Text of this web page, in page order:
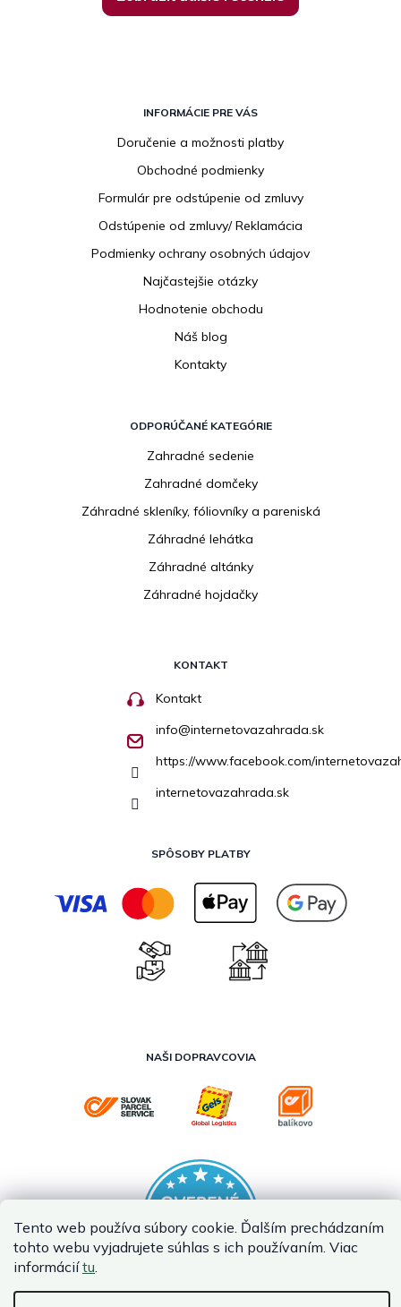
Tento web používa súbory cookie. Ďalším prechádzaním
tohto webu vyjadrujete súhlas s ich používaním. Viac
informáciítu.
INFORMÁCIE PRE VÁS
Doručenie a možnosti platby
Obchodné podmienky
Formulár pre odstúpenie od zmluvy
Odstúpenie od zmluvy/ Reklamácia
Podmienky ochrany osobných údajov
Najčastejšie otázky
Hodnotenie obchodu
Náš blog
Kontakty
ODPORÚČANÉ KATEGÓRIE
Zahradné sedenie
Zahradné domčeky
Záhradné skleníky, fóliovníky a pareniská
Záhradné lehátka
Záhradné altánky
Záhradné hojdačky
KONTAKT
Kontakt
info@internetovazahrada.sk
https://www.facebook.com/
internetovazahrada.sk
SPÔSOBY PLATBY
NAŠI DOPRAVCOVIA